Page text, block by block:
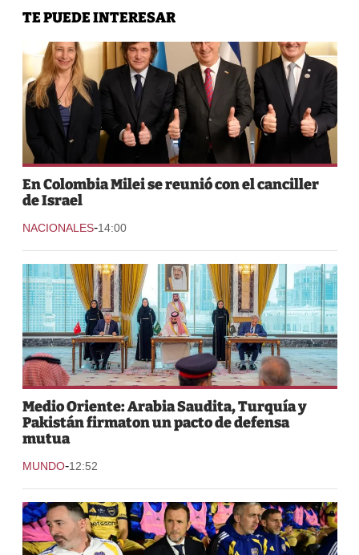
TE PUEDE INTERESAR
En Colombia Milei se reunió con el canciller
de Israel
NACIONALES-14:00
Medio Oriente: Arabia Saudita, Turquía y
Pakistán firmaton un pacto de defensa
mutua
MUNDO-12:52